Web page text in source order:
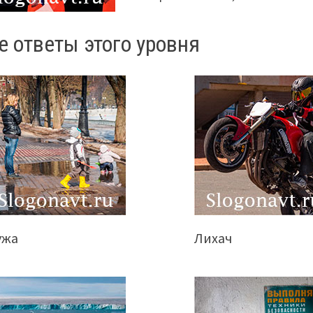
ответы этого уровня
Лихач